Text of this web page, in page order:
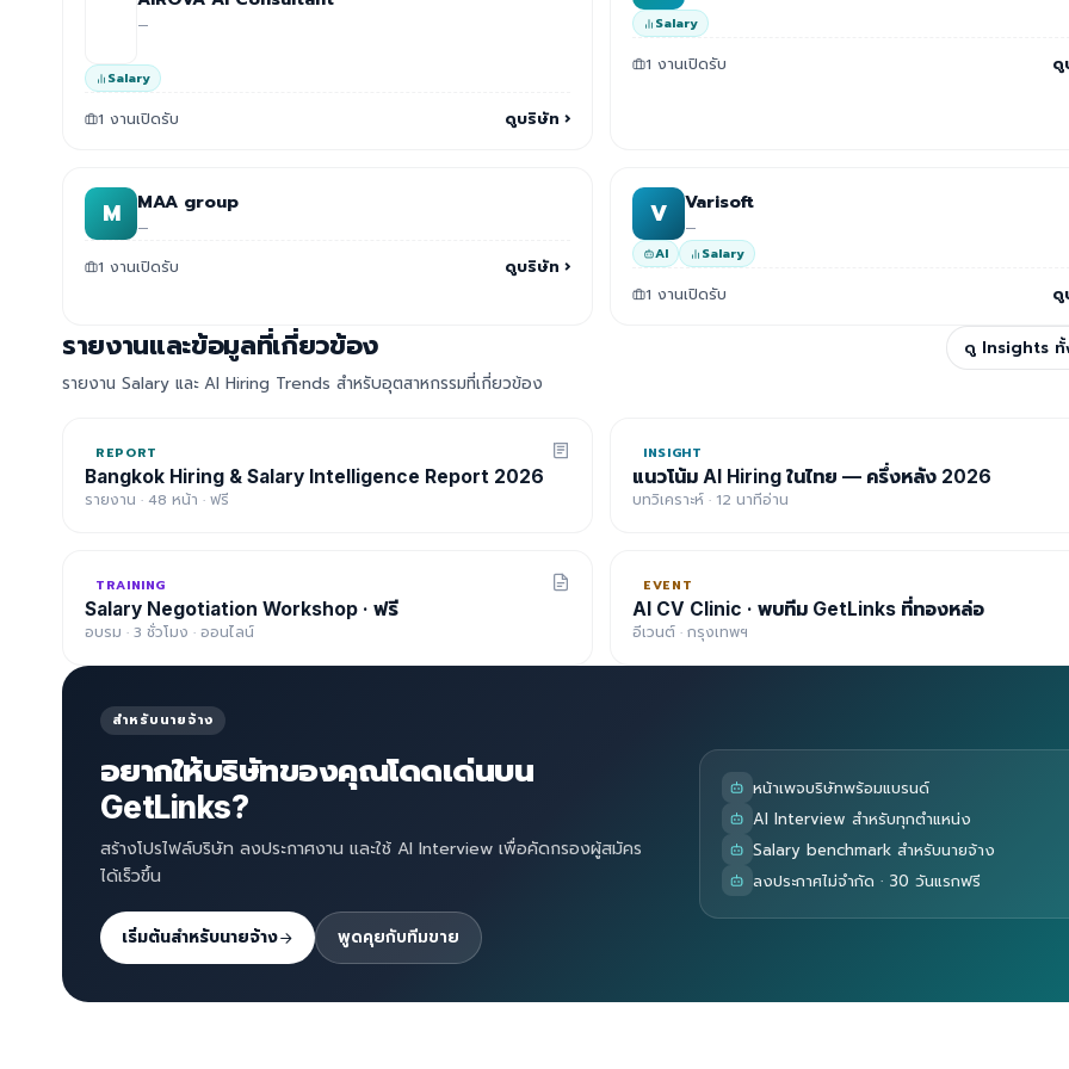
—
Salary
1 งานเปิดรับ ดูบริษัท ›
Salary
1 งานเปิดรับ ดู
M MAA group
—
1 งานเปิดรับ ดูบริษัท ›
V Varisoft
—
AI Salary
1 งานเปิดรับ ดู
รายงานและข้อมูลที่เกี่ยวข้อง
รายงาน Salary และ AI Hiring Trends สำหรับอุตสาหกรรมที่เกี่ยวข้อง
ดู Insights ทั้
REPORT
Bangkok Hiring & Salary Intelligence Report 2026
รายงาน · 48 หน้า · ฟรี
INSIGHT
แนวโน้ม AI Hiring ในไทย — ครึ่งหลัง 2026
บทวิเคราะห์ · 12 นาทีอ่าน
TRAINING
Salary Negotiation Workshop · ฟรี
อบรม · 3 ชั่วโมง · ออนไลน์
EVENT
AI CV Clinic · พบทีม GetLinks ที่ทองหล่อ
อีเวนต์ · กรุงเทพฯ
สำหรับนายจ้าง
อยากให้บริษัทของคุณโดดเด่นบน
GetLinks?
สร้างโปรไฟล์บริษัท ลงประกาศงาน และใช้ AI Interview เพื่อคัดกรองผู้สมัคร
ได้เร็วขึ้น
เริ่มต้นสำหรับนายจ้าง พูดคุยกับทีมขาย
หน้าเพจบริษัทพร้อมแบรนด์
AI Interview สำหรับทุกตำแหน่ง
Salary benchmark สำหรับนายจ้าง
ลงประกาศไม่จำกัด · 30 วันแรกฟรี